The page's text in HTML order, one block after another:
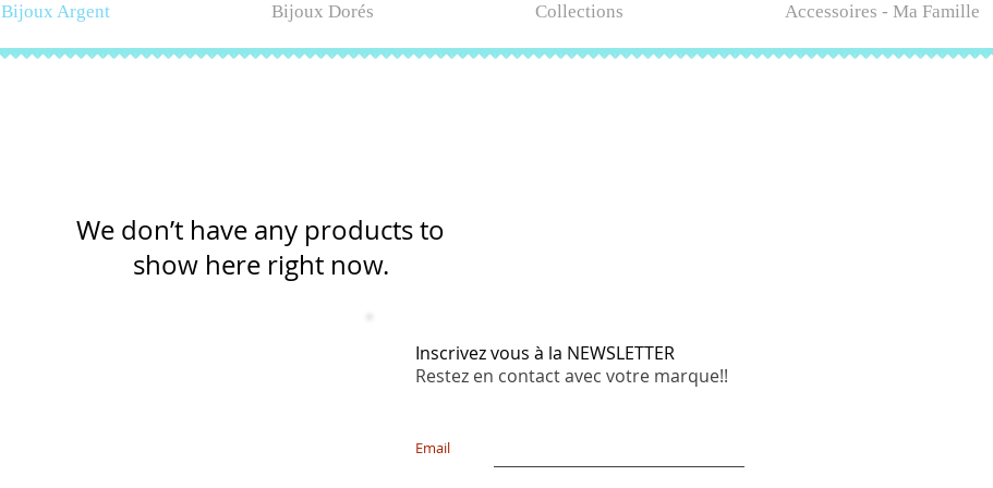
Bijoux Argent Bijoux Dorés Collections Accessoires - Ma Famille
We don’t have any products to
show here right now.
Inscrivez vous à la NEWSLETTER
Restez en contact avec votre marque!!
Email